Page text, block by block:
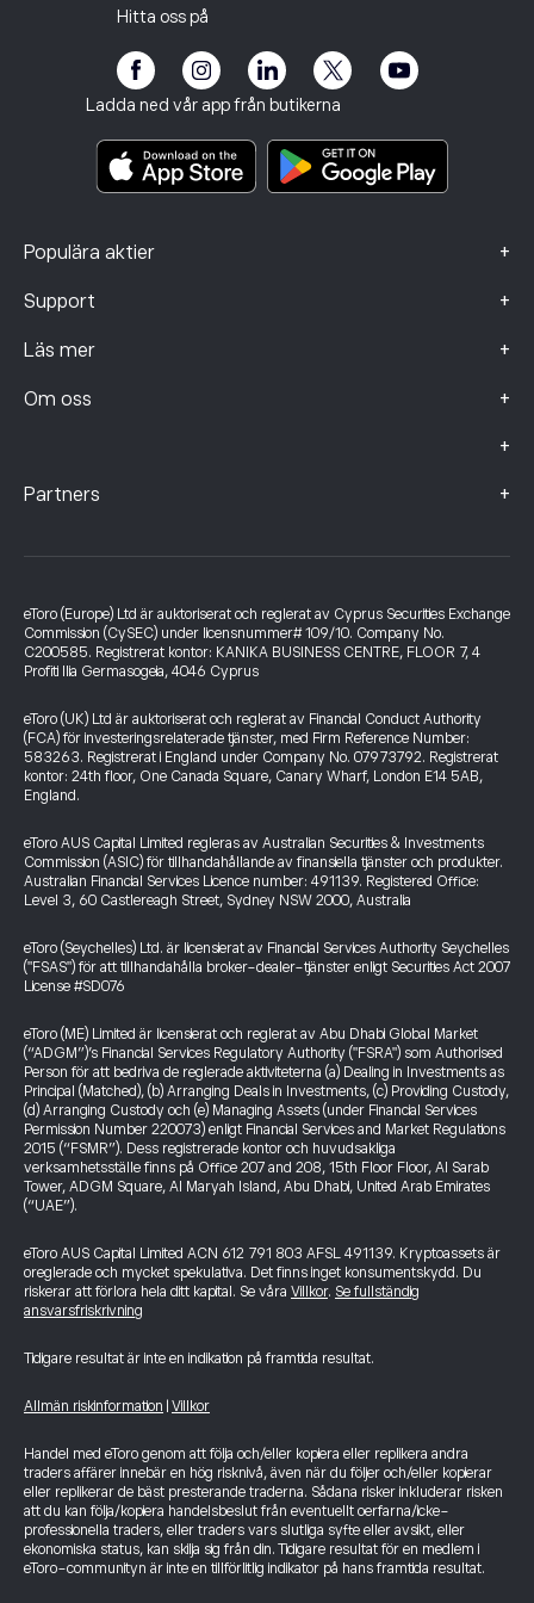
Hitta oss på
Ladda ned vår app från butikerna
Populära aktier +
Support +
Kundutsatthet
Läs mer +
eToro Akademi
Om oss +
+
Riskinformation
Regler och villkor
Viktiga informationsdokument
Klagomålsdata (FCA-kunder)
Partners +
Affiliate-program
Investeringsförsäkring
eToro (Europe) Ltd är auktoriserat och reglerat av Cyprus Securities Exchange
Commission (CySEC) under licensnummer# 109/10. Company No.
C200585. Registrerat kontor: KANIKA BUSINESS CENTRE, FLOOR 7, 4
Profiti Ilia Germasogeia, 4046 Cyprus
eToro (UK) Ltd är auktoriserat och reglerat av Financial Conduct Authority
(FCA) för investeringsrelaterade tjänster, med Firm Reference Number:
583263. Registrerat i England under Company No. 07973792. Registrerat
kontor: 24th floor, One Canada Square, Canary Wharf, London E14 5AB,
England.
eToro AUS Capital Limited regleras av Australian Securities & Investments
Commission (ASIC) för tillhandahållande av finansiella tjänster och produkter.
Australian Financial Services Licence number: 491139. Registered Office:
Level 3, 60 Castlereagh Street, Sydney NSW 2000, Australia
eToro (Seychelles) Ltd. är licensierat av Financial Services Authority Seychelles
("FSAS") för att tillhandahålla broker-dealer-tjänster enligt Securities Act 2007
License #SD076
eToro (ME) Limited är licensierat och reglerat av Abu Dhabi Global Market
(“ADGM”)’s Financial Services Regulatory Authority ("FSRA") som Authorised
Person för att bedriva de reglerade aktiviteterna (a) Dealing in Investments as
Principal (Matched), (b) Arranging Deals in Investments, (c) Providing Custody,
(d) Arranging Custody och (e) Managing Assets (under Financial Services
Permission Number 220073) enligt Financial Services and Market Regulations
2015 (“FSMR”). Dess registrerade kontor och huvudsakliga
verksamhetsställe finns på Office 207 and 208, 15th Floor Floor, Al Sarab
Tower, ADGM Square, Al Maryah Island, Abu Dhabi, United Arab Emirates
(“UAE”).
eToro AUS Capital Limited ACN 612 791 803 AFSL 491139. Kryptoassets är
oreglerade och mycket spekulativa. Det finns inget konsumentskydd. Du
riskerar att förlora hela ditt kapital. Se våra Villkor. Se fullständig
ansvarsfriskrivning
Tidigare resultat är inte en indikation på framtida resultat.
Allmän riskinformation Villkor
Handel med eToro genom att följa och/eller kopiera eller replikera andra
traders affärer innebär en hög risknivå, även när du följer och/eller kopierar
eller replikerar de bäst presterande traderna. Sådana risker inkluderar risken
att du kan följa/kopiera handelsbeslut från eventuellt oerfarna/icke-
professionella traders, eller traders vars slutliga syfte eller avsikt, eller
ekonomiska status, kan skilja sig från din. Tidigare resultat för en medlem i
eToro-communityn är inte en tillförlitlig indikator på hans framtida resultat.